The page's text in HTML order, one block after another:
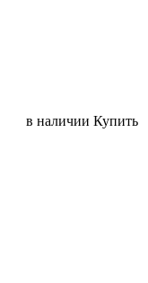
в наличии Купить